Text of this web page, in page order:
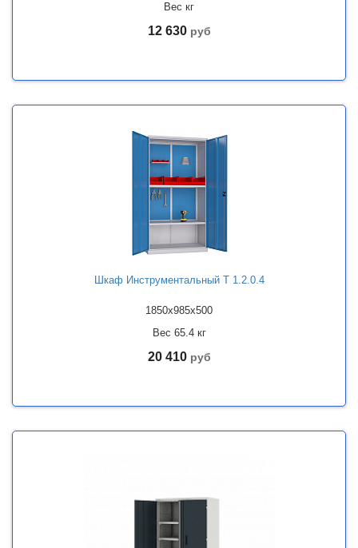
Вес кг
12 630 руб
Шкаф Инструментальный Т 1.2.0.4
1850x985x500
Вес 65.4 кг
20 410 руб